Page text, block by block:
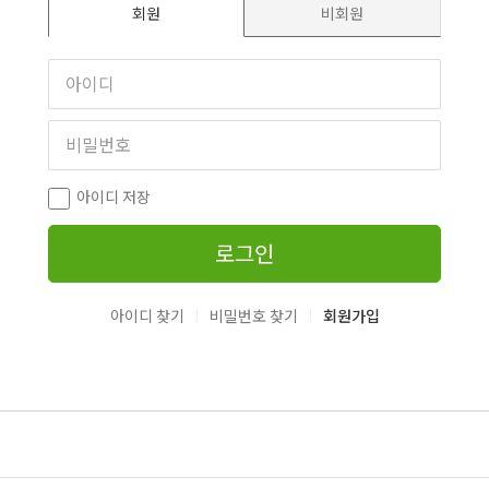
회원 비회원
아이디 저장
로그인
아이디 찾기 비밀번호 찾기 회원가입